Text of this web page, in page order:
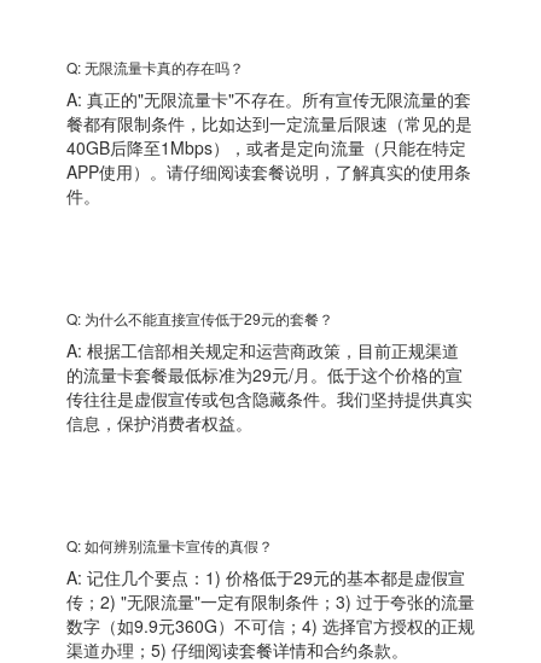
Q: 无限流量卡真的存在吗？
A: 真正的"无限流量卡"不存在。所有宣传无限流量的套
餐都有限制条件，比如达到一定流量后限速（常见的是
40GB后降至1Mbps），或者是定向流量（只能在特定
APP使用）。请仔细阅读套餐说明，了解真实的使用条
件。
Q: 为什么不能直接宣传低于29元的套餐？
A: 根据工信部相关规定和运营商政策，目前正规渠道
的流量卡套餐最低标准为29元/月。低于这个价格的宣
传往往是虚假宣传或包含隐藏条件。我们坚持提供真实
信息，保护消费者权益。
Q: 如何辨别流量卡宣传的真假？
A: 记住几个要点：1) 价格低于29元的基本都是虚假宣
传；2) "无限流量"一定有限制条件；3) 过于夸张的流量
数字（如9.9元360G）不可信；4) 选择官方授权的正规
渠道办理；5) 仔细阅读套餐详情和合约条款。